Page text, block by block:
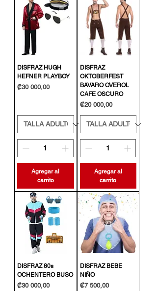
DISFRAZ HUGH
HEFNER PLAYBOY
Precio
₡30 000,00
Agregar al
carrito
DISFRAZ
OKTOBERFEST
BAVARO OVEROL
CAFE OSCURO
Precio
₡20 000,00
Agregar al
carrito
DISFRAZ 80s
OCHENTERO BUSO
Precio
₡30 000,00
DISFRAZ BEBE
NIÑO
Precio
₡7 500,00